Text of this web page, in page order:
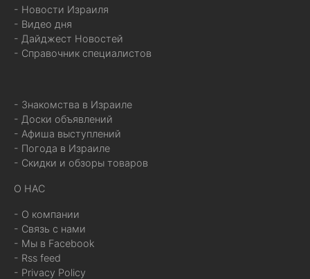
- Новости Израиля
- Видео дня
- Дайджест Новостей
- Справочник специалистов
- Знакомства в Израиле
- Доски объявлений
- Афиша выступлений
- Погода в Израиле
- Скидки и обзоры товаров
О НАС
- О компании
- Связь с нами
- Мы в Facebook
- Rss feed
- Privacy Policy